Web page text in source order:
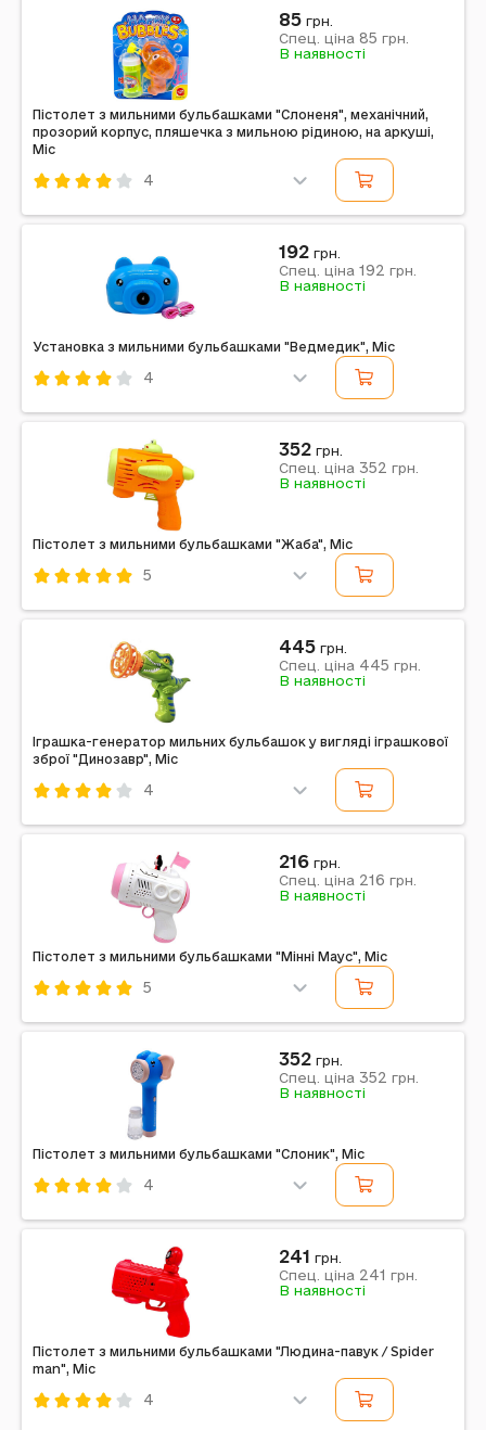
Комбінований
Примітка: Упаковка: Без упаковки | Вага в упаковці:
90 г | Розміри в упаковці: 17,5 x 3 x 15 см | Країна-
виробник: Китай | Комплектація: Мильні...
Пістолет з мильними бульбашками "Слоненя", механічний,
прозорий корпус, пляшечка з мильною рідиною, на аркуші,
Mic
4
Примітка: Упаковка: Планшет | Вага в упаковці: 135 г |
Габарити в упаковці: 18 x 4.5 x 21.5 см | Країна
виробник: Китай | Комплектація: Пістолет для...
85 грн.
Спец. ціна 85 грн.
В наявності
Установка з мильними бульбашками "Ведмедик", Mic
4
Комбінований
Примітка: Упаковка: Коробка | Тип ел-тів живлення:
АА | Кількість ел-тів живлення: 3 | Ел-ти живлення в
комплекті: Ні | Вага в упаковці: 203 г |...
192 грн.
Спец. ціна 192 грн.
В наявності
Пістолет з мильними бульбашками "Жаба", Mic
5
Примітка: Упаковка: Коробка | Тип ел-тів живлення:
АА | Кількість ел-тів живлення: 4 | Ел-ти живлення в
комплекті: Ні | Вага в упаковці: 277 г |...
352 грн.
Спец. ціна 352 грн.
В наявності
Іграшка-генератор мильних бульбашок у вигляді іграшкової
зброї "Динозавр", Mic
4
Комбінований
Примітка: Упаковка: Коробка | Колір: Зелено-
оранжевий | Тип ел-тів живлення: ААА | Кількість ел-
тів живлення: 3 | Ел-ти живлення в комплекті: Ні |...
445 грн.
Спец. ціна 445 грн.
В наявності
Пістолет з мильними бульбашками "Мінні Маус", Mic
5
Рожевий
Примітка: Країна виробник: Україна
216 грн.
Спец. ціна 216 грн.
В наявності
Пістолет з мильними бульбашками "Слоник", Mic
4
Комбінований
Примітка: Упаковка: Коробка | Тип ел-тів живлення:
АА | Кількість ел-тів живлення: 4 | Ел-ти живлення в
комплекті: Ні | Вага в упаковці: 250 г |...
352 грн.
Спец. ціна 352 грн.
В наявності
Пістолет з мильними бульбашками "Людина-павук / Spider
man", Mic
4
241 грн.
Спец. ціна 241 грн.
В наявності